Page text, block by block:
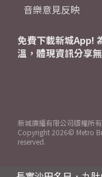
音樂意見反映
免費下載新城App!
溫，體現資訊分享
新城廣播有限公司版權所
Copyright 2026© Metro
reserved.